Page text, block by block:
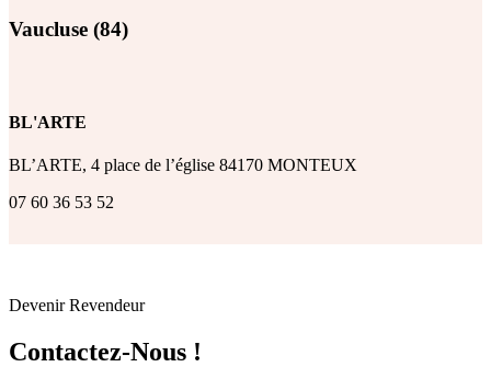
Vaucluse (84)
BL'ARTE
BL’ARTE, 4 place de l’église 84170 MONTEUX
07 60 36 53 52
Devenir Revendeur
Contactez-Nous !